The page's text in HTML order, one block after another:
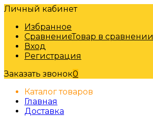
Личный кабинет
Избранное
СравнениеТовар в сравнении
Вход
Регистрация
Заказать звонок0
Каталог товаров
Главная
Доставка